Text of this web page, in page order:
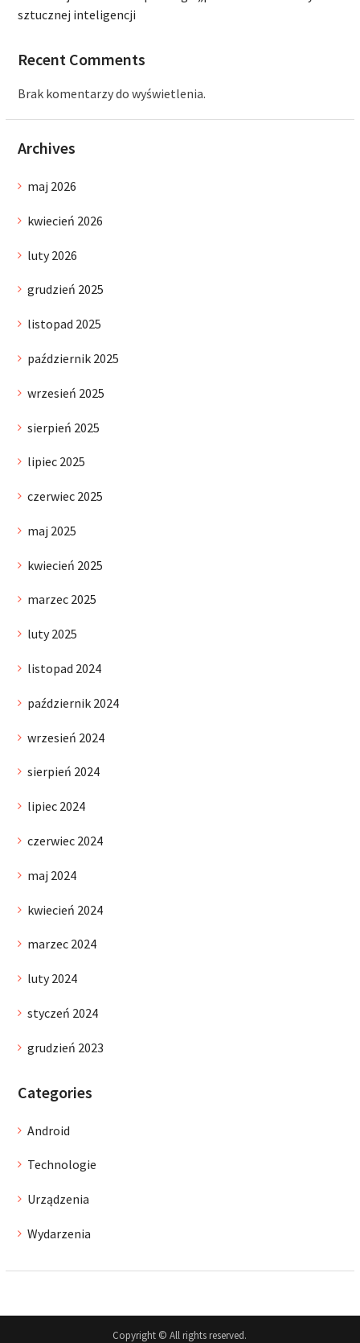
sztucznej inteligencji
Recent Comments
Brak komentarzy do wyświetlenia.
Archives
maj 2026
kwiecień 2026
luty 2026
grudzień 2025
listopad 2025
październik 2025
wrzesień 2025
sierpień 2025
lipiec 2025
czerwiec 2025
maj 2025
kwiecień 2025
marzec 2025
luty 2025
listopad 2024
październik 2024
wrzesień 2024
sierpień 2024
lipiec 2024
czerwiec 2024
maj 2024
kwiecień 2024
marzec 2024
luty 2024
styczeń 2024
grudzień 2023
Categories
Android
Technologie
Urządzenia
Wydarzenia
Copyright © All rights reserved.